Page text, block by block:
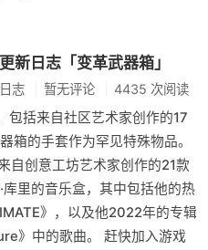
日志「变革武器箱」
志 暂无评论 4435 次阅读
包括来自社区艺术家创作的17
箱的手套作为罕见特殊物品。
自创意工坊艺术家创作的21款
里的音乐盒，其中包括他的热
》，以及他2022年的专辑
》中的歌曲。 赶快加入游戏